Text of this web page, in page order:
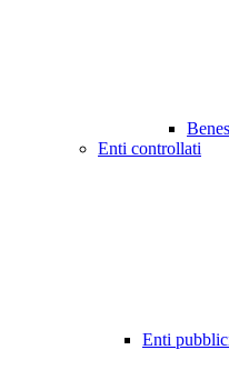
Enti controllati
Enti